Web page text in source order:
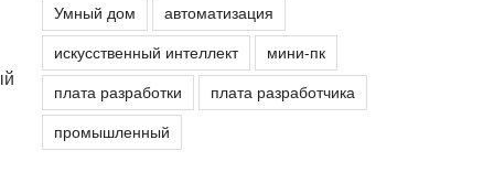
Умный дом
автоматизация
искусственный интеллект
мини-пк
плата разработки
плата разработчика
промышленный